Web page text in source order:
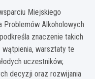
Miejskiego
Problemów Alkoholowych
znaczenie takich
warsztaty te
uczestników,
decyzji oraz rozwijania